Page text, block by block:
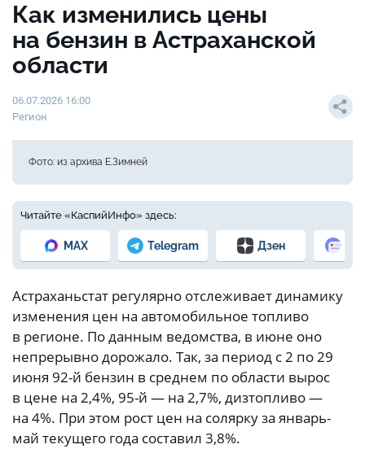
Как изменились цены
на бензин в Астраханской
области
06.07.2026 16:00
Регион
Фото: из архива Е.Зимней
Читайте «КаспийИнфо» здесь:
MAX Telegram Дзен
Астраханьстат регулярно отслеживает динамику
изменения цен на автомобильное топливо
в регионе. По данным ведомства, в июне оно
непрерывно дорожало. Так, за период с 2 по 29
июня 92-й бензин в среднем по области вырос
в цене на 2,4%, 95-й — на 2,7%, дизтопливо —
на 4%. При этом рост цен на солярку за январь-
май текущего года составил 3,8%.